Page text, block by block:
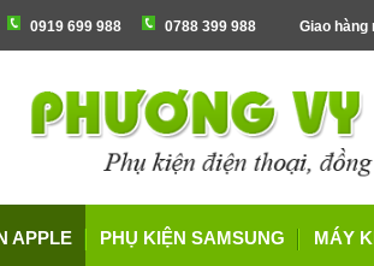
0919 699 988 0788 399 988 Giao
APPLE PHỤ KIỆN SAMSUNG MÁY